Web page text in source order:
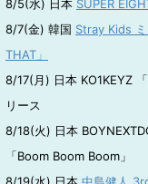
8/5(水) 日本 SUPER
8/7(金) 韓国 Stray Kids
THAT」
8/17(月) 日本 KO1KEYZ
リース
8/18(火) 日本
「Boom Boom Boom」